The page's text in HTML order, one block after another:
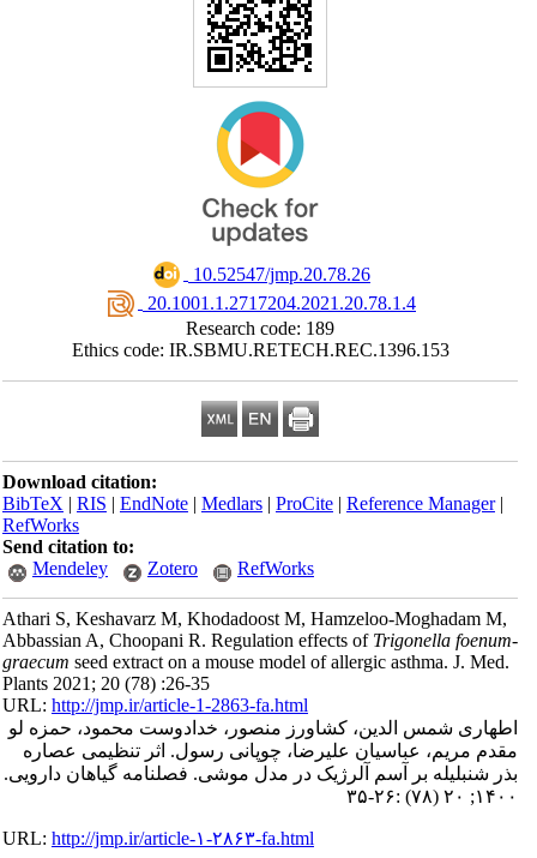
‎ 10.52547/jmp.20.78.26
‎ 20.1001.1.2717204.2021.20.78.1.4
Research code: 189
Ethics code: IR.SBMU.RETECH.REC.1396.153
Download citation:
BibTeX|RIS|EndNote|Medlars|ProCite|Reference Manager
RefWorks
Send citation to:
Mendeley
Zotero RefWorks
Athari S, Keshavarz M, Khodadoost M, Hamzeloo-Moghadam M,
Abbassian A, Choopani R. Regulation effects ofTrigonella
graecumseed extract on a mouse model of allergic asthma. J. Med.
Plants 2021; 20 (78) :26-35
URL:http://jmp.ir/article-1-2863-fa.html
شمس الدین، کشاورز منصور، خدادوست محمود، حمزه لو
مریم، عباسیان علیرضا، چوپانی رسول. اثر تنظیمی عصاره
شنبلیله بر آسم آلرژیک در مدل موشی. فصلنامه گياهان دارویی.
(۷۸) :۲۶-۳۵
URL:http://jmp.ir/article-۱-۲۸۶۳-fa.html